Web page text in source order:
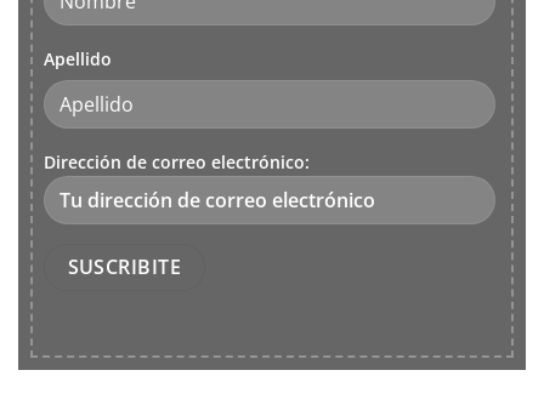
Apellido
Dirección de correo electrónico: